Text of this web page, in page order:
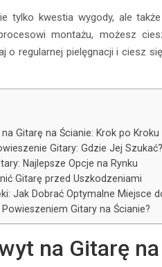
tylko kwestia wygody, ale
montażu, możesz
o regularnej pielęgnacji i ciesz
Gitarę na Ścianie: Krok po Kroku
Gitary: Gdzie Jej Szukać?
Najlepsze Opcje na Rynku
Gitarę przed Uszkodzeniami
Jak Dobrać Optymalne Miejsce
Gitary na Ścianie?
na Gitarę